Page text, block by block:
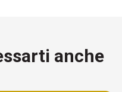
anche